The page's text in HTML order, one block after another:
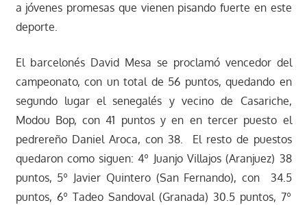
a jóvenes promesas que vienen pisando fuerte en este
deporte.
El barcelonés David Mesa se proclamó vencedor del
campeonato, con un total de 56 puntos, quedando en
segundo lugar el senegalés y vecino de Casariche,
Modou Bop, con 41 puntos y en en tercer puesto el
pedrereño Daniel Aroca, con 38. El resto de puestos
quedaron como siguen: 4º Juanjo Villajos (Aranjuez) 38
puntos, 5º Javier Quintero (San Fernando), con 34.5
puntos, 6º Tadeo Sandoval (Granada) 30.5 puntos, 7º